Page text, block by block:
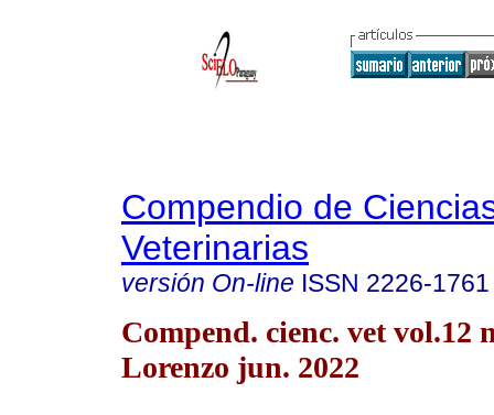
Compendio de
Veterinarias
versión On-line ISSN 2226-1761
Compend. cienc. vet vol.12
Lorenzo jun. 2022